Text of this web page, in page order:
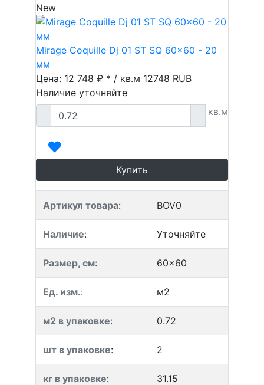
New
Mirage Coquille Dj 01 ST SQ 60x60 - 20
мм
Цена: 12 748 ₽ * / кв.м 12748 RUB
Наличие уточняйте
кв.м
Купить
Артикул товара: BOV0
Наличие: Уточняйте
Размер, см: 60x60
Ед. изм.: м2
м2 в упаковке: 0.72
шт в упаковке: 2
кг в упаковке: 31.15